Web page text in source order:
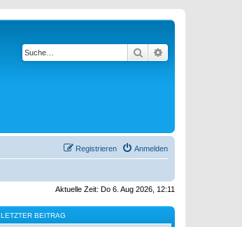
Suche
Anmelden
Registrieren
Aktuelle Zeit: Do 6. Aug 2026, 12:11
LETZTER BEITRAG